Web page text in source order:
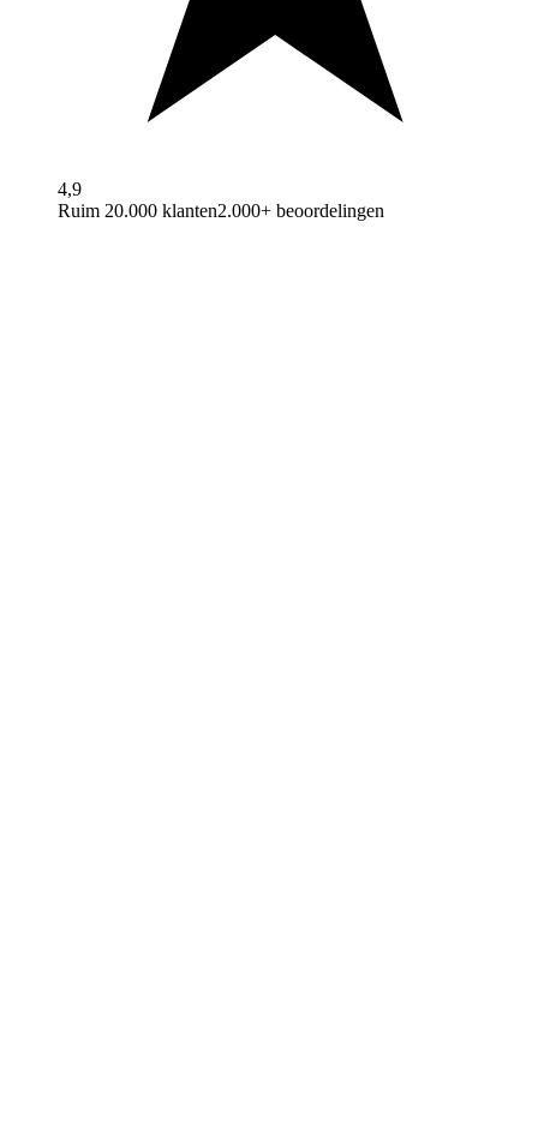
4,9
Ruim 20.000 klanten2.000+ beoordelingen